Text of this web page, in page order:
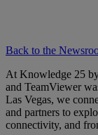
Back to the
At Knowledge 25
and TeamViewer
Las Vegas, we
and partners to
connectivity, and